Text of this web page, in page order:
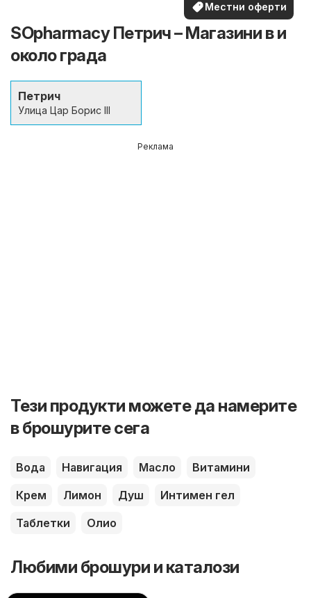
Местни оферти
SOpharmacy Петрич – Магазини в и
около града
Петрич
Улица Цар Борис III
Реклама
Тези продукти можете да намерите
в брошурите сега
Вода Навигация Масло
Витамини
Крем
Лимон Душ
Интимен гел
Таблетки
Олио
Любими брошури и каталози